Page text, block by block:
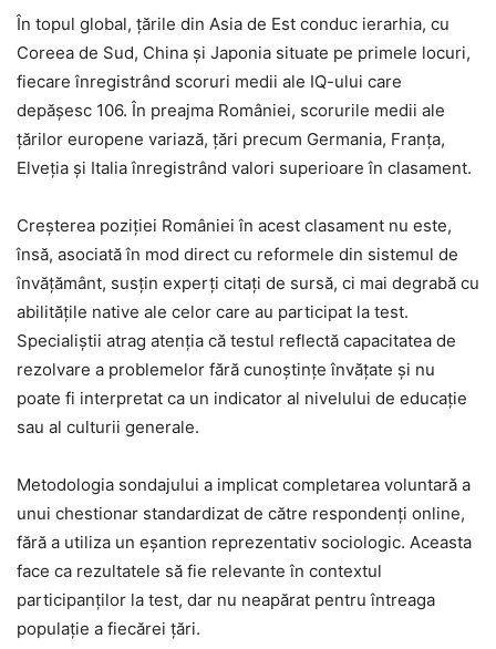
În topul global, țările din Asia de Est conduc ierarhia, cu
Coreea de Sud, China și Japonia situate pe primele locuri,
fiecare înregistrând scoruri medii ale IQ-ului care
depășesc 106. În preajma României, scorurile medii ale
țărilor europene variază, țări precum Germania, Franța,
Elveția și Italia înregistrând valori superioare în clasament.
Creșterea poziției României în acest clasament nu este,
însă, asociată în mod direct cu reformele din sistemul de
învățământ, susțin experți citați de sursă, ci mai degrabă cu
abilitățile native ale celor care au participat la test.
Specialiștii atrag atenția că testul reflectă capacitatea de
rezolvare a problemelor fără cunoștințe învățate și nu
poate fi interpretat ca un indicator al nivelului de educație
sau al culturii generale.
Metodologia sondajului a implicat completarea voluntară a
unui chestionar standardizat de către respondenți online,
fără a utiliza un eșantion reprezentativ sociologic. Aceasta
face ca rezultatele să fie relevante în contextul
participanților la test, dar nu neapărat pentru întreaga
populație a fiecărei țări.